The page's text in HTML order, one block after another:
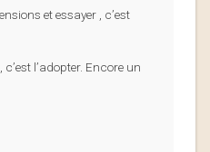
et essayer , c’est
l’adopter. Encore un